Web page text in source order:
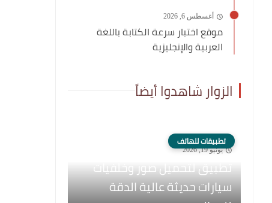
أغسطس 6, 2026
موقع اختبار سرعة الكتابة باللغة
العربية والإنجليزية
الزوار شاهدوا أيضاً
تطبيقات للهاتف
يونيو 19, 2026
تطبيق لتحميل صور وخلفيات
سيارات حديثة عالية الدقة